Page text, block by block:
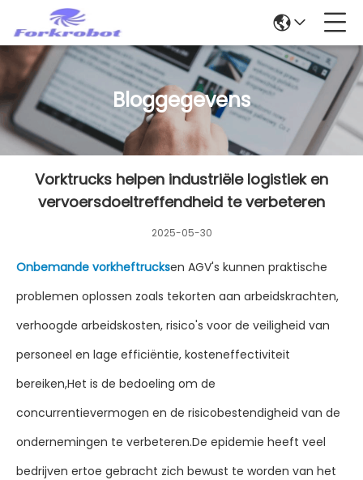
Bloggegevens
Vorktrucks helpen industriële logistiek en
vervoersdoeltreffendheid te verbeteren
2025-05-30
Onbemande vorkheftrucksen AGV's kunnen praktische
problemen oplossen zoals tekorten aan arbeidskrachten,
verhoogde arbeidskosten, risico's voor de veiligheid van
personeel en lage efficiëntie, kosteneffectiviteit
bereiken,Het is de bedoeling om de
concurrentievermogen en de risicobestendigheid van de
ondernemingen te verbeteren.De epidemie heeft veel
bedrijven ertoe gebracht zich bewust te worden van het